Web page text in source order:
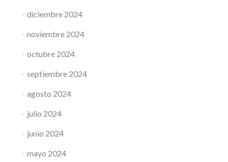
diciembre 2024
noviembre 2024
octubre 2024
septiembre 2024
agosto 2024
julio 2024
junio 2024
mayo 2024